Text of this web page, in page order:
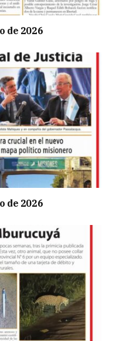
de 2026
de 2026